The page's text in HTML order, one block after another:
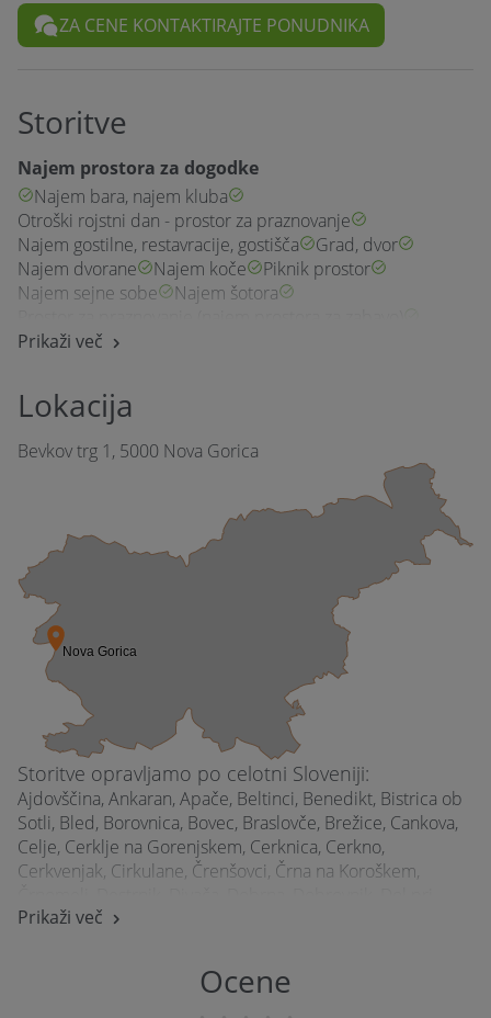
ZA CENE KONTAKTIRAJTE PONUDNIKA
Storitve
Najem prostora za dogodke
Najem bara, najem kluba
Otroški rojstni dan - prostor za praznovanje
Najem gostilne, restavracije, gostišča
Grad, dvor
Najem dvorane
Najem koče
Piknik prostor
Najem sejne sobe
Najem šotora
Igralnica
Fingerfood
Food truck
Showcooking - Priprava pred gosti
Samo pijača
Vegetarijansko / vegansko
Pogostitev za dogodke ali zabave
Rojstni dan, Abraham, zabava za 40. rojstni dan (zasebna
zabava)
Poroka
Veselica, koncert (javna zabava)
Poslovni dogodek ali zabava
Tiskovna konferenca
Tečaj, izobraževanje, delavnica, seminar
Prikaži več
Lokacija
Bevkov trg 1, 5000 Nova Gorica
Storitve opravljamo po celotni Sloveniji:
Ajdovščina, Ankaran, Apače, Beltinci, Benedikt, Bistrica ob
Sotli, Bled, Borovnica, Bovec, Braslovče, Brežice, Cankova,
Celje, Cerklje na Gorenjskem, Cerknica, Cerkno,
Cerkvenjak, Cirkulane, Črenšovci, Črna na Koroškem,
Ljubljani, Dolenjske Toplice, Domžale, Dornava, Dravograd,
Hodoš, Horjul, Hrastnik, Idrija, Ig, Ilirska Bistrica, Ivančna
Gorica, Izola, Jesenice, Juršinci, Kamnik, Kidričevo, Kobarid,
Prikaži več
Ocene